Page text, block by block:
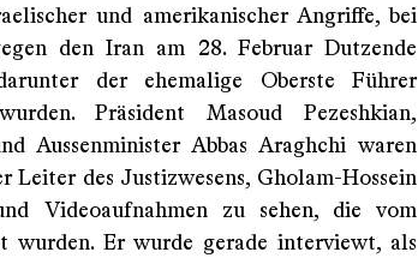
und amerikanischer Angriffe, bei
den Iran am 28. Februar Dutzende
der ehemalige Oberste Führer
Präsident Masoud Pezeshkian,
Aussenminister Abbas Araghchi waren
Leiter des Justizwesens, Gholam-Hossein
Videoaufnahmen zu sehen, die vom
wurden. Er wurde gerade interviewt, als